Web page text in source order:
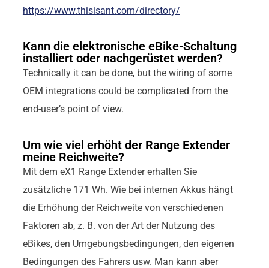
https://www.thisisant.com/directory/
Kann die elektronische eBike-Schaltung
installiert oder nachgerüstet werden?
Technically it can be done, but the wiring of some
OEM integrations could be complicated from the
end-user’s point of view.
Um wie viel erhöht der Range Extender
meine Reichweite?
Mit dem eX1 Range Extender erhalten Sie
zusätzliche 171 Wh. Wie bei internen Akkus hängt
die Erhöhung der Reichweite von verschiedenen
Faktoren ab, z. B. von der Art der Nutzung des
eBikes, den Umgebungsbedingungen, den eigenen
Bedingungen des Fahrers usw. Man kann aber